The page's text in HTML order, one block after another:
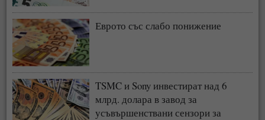
Еврото със слабо понижение
TSMC и Sony инвестират над 6
млрд. долара в завод за
усъвършенствани сензори за